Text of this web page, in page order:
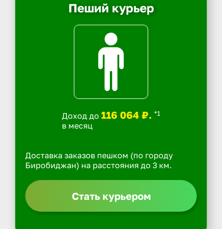
Пеший курьер
Доход до 116 064 ₽. *1
в месяц
Доставка заказов пешком (по городу
Биробиджан) на расстояния до 3 км.
Стать курьером